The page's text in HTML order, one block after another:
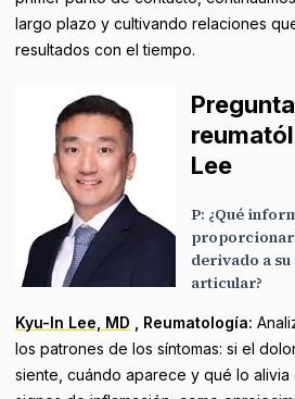
largo plazo y cultivando relaciones
resultados con el tiempo.
Lee
P: ¿Qué
proporcionar
derivado a
articular?
Kyu-In Lee, MD , Reumatología:
los patrones de los síntomas: si el
siente, cuándo aparece y qué lo alivia